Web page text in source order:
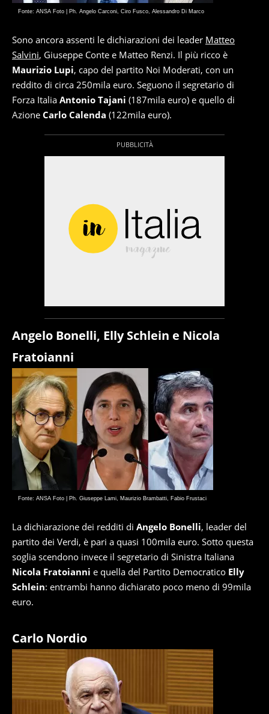
Fonte: ANSA Foto | Ph. Angelo Carconi, Ciro Fusco, Alessandro Di Marco
Sono ancora assenti le dichiarazioni dei leader Matteo
Salvini, Giuseppe Conte e Matteo Renzi. Il più ricco è
Maurizio Lupi, capo del partito Noi Moderati, con un
reddito di circa 250mila euro. Seguono il segretario di
Forza Italia Antonio Tajani (187mila euro) e quello di
Azione Carlo Calenda (122mila euro).
Angelo Bonelli, Elly Schlein e Nicola
Fratoianni
Fonte: ANSA Foto | Ph. Giuseppe Lami, Maurizio Brambatti, Fabio Frustaci
La dichiarazione dei redditi di Angelo Bonelli, leader del
partito dei Verdi, è pari a quasi 100mila euro. Sotto questa
soglia scendono invece il segretario di Sinistra Italiana
Nicola Fratoianni e quella del Partito Democratico Elly
Schlein: entrambi hanno dichiarato poco meno di 99mila
euro.
Carlo Nordio